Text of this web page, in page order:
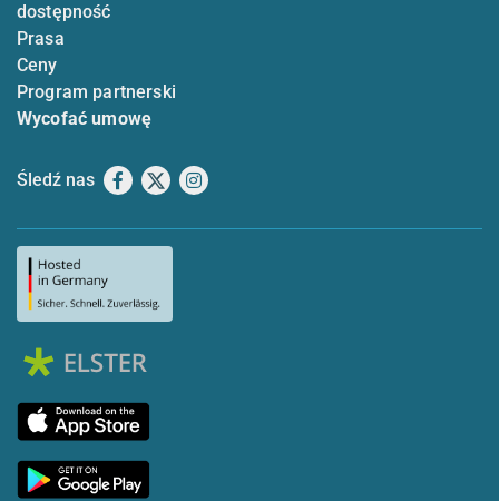
dostępność
Prasa
Ceny
Program partnerski
Wycofać umowę
Śledź nas Facebook
X Instagram